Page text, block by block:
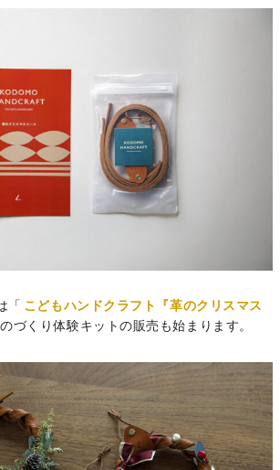
「
こどもハンドクラフト『革のクリスマス
づくり体験キットの販売も始まります。